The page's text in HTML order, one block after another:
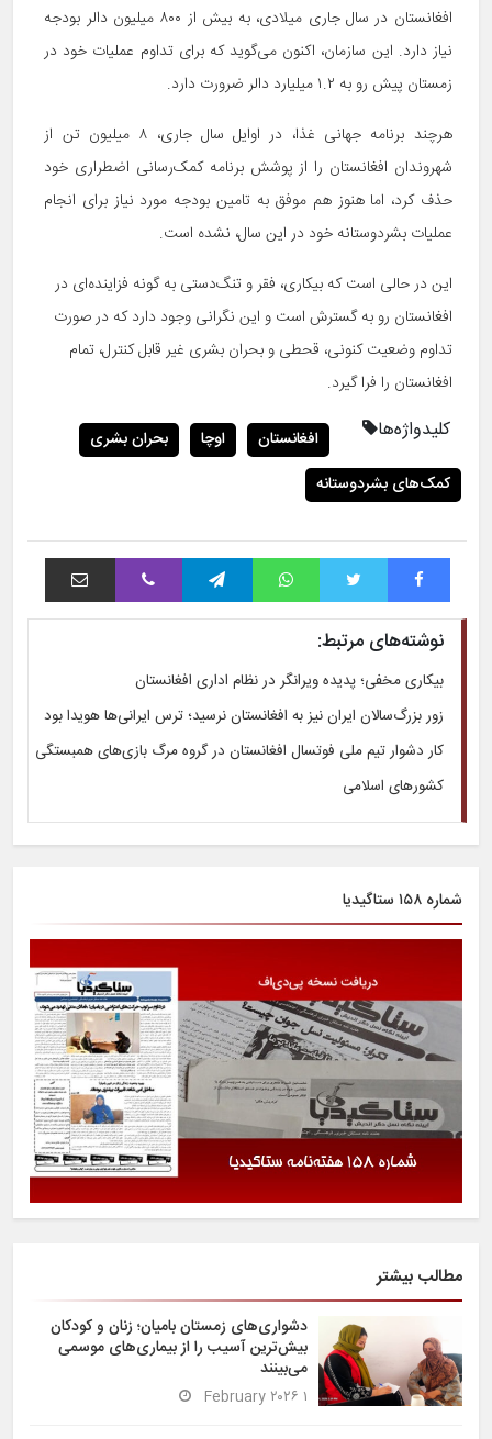
افغانستان در سال جاری میلادی، به بیش از ۸۰۰ میلیون دالر بودجه
نیاز دارد. این سازمان، اکنون می‌گوید که برای تداوم عملیات خود در
زمستان پیش رو به ۱.۲ میلیارد دالر ضرورت دارد.
هرچند برنامه جهانی غذا، در اوایل سال جاری، ۸ میلیون تن از
شهروندان افغانستان را از پوشش برنامه کمک‌رسانی اضطراری خود
حذف کرد، اما هنوز هم موفق به تامین بودجه مورد نیاز برای انجام
عملیات بشردوستانه خود در این سال، نشده است.
این در حالی است که بیکاری، فقر و تنگ‌دستی به گونه فزاینده‌ای در
افغانستان رو به گسترش است و این نگرانی وجود دارد که در صورت
تداوم وضعیت کنونی، قحطی و بحران بشری غیر قابل کنترل، تمام
افغانستان را فرا گیرد.
کلیدواژه‌ها افغانستان اوچا
بحران بشری
کمک‌های بشردوستانه
فیس بوک توییتر واتس آپ تلگرام وایبر اشتراک با ایمیل
نوشته‌های مرتبط:
بیکاری مخفی؛ پدیده ویرانگر در نظام اداری افغانستان
زور بزرگ‌سالان ایران نیز به افغانستان نرسید؛ ترس ایرانی‌ها هویدا بود
کار دشوار تیم ملی فوتسال افغانستان در گروه مرگ بازی‌های همبستگی
کشورهای اسلامی
شماره ۱۵۸ ستاگیدیا
مطالب بیشتر
دشواری‌های زمستان بامیان؛ زنان و کودکان
بیش‌ترین آسیب را از بیماری‌های موسمی
می‌بینند
۱ February ۲۰۲۶